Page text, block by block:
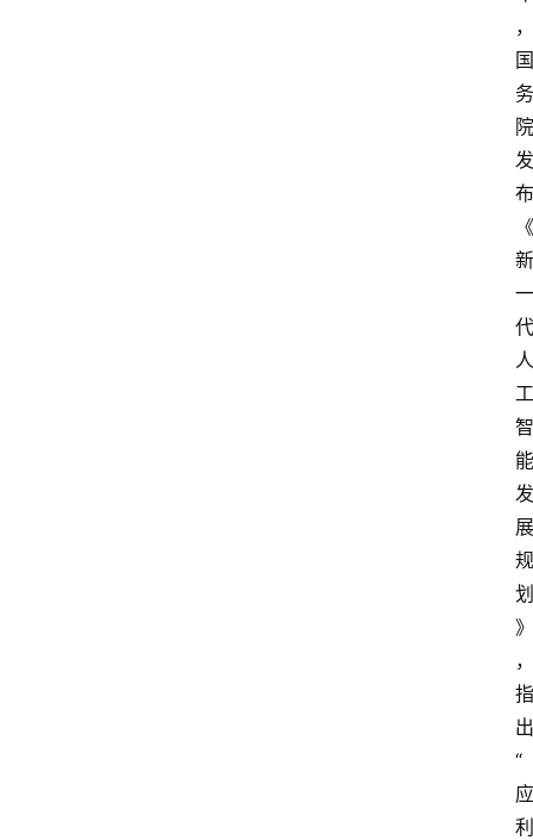
，
国
务
院
发
布
《
新
一
代
人
工
智
能
发
展
规
划
》
，
指
出
“
应
利